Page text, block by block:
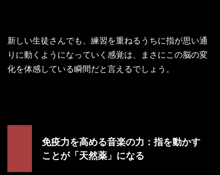
新しい生徒さんでも、練習を重ねるうちに指が思い通
りに動くようになっていく感覚は、まさにこの脳の変
化を体感している瞬間だと言えるでしょう。
免疫力を高める音楽の力：指を動かす
ことが「天然薬」になる